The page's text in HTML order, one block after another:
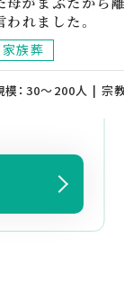
われました。
家族葬
模：30～200人 | 宗